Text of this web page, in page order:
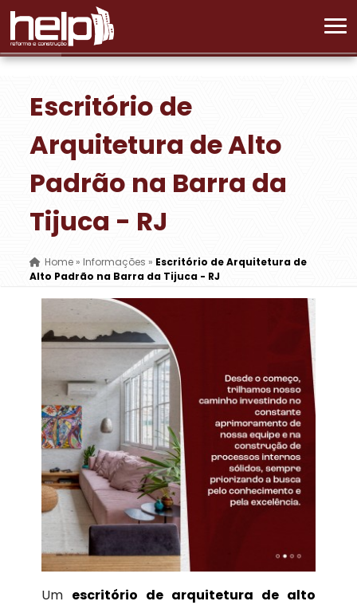
Escritório de
Arquitetura de Alto
Padrão na Barra da
Tijuca - RJ
Home»Informações » Escritório de Arquitetura de
Alto Padrão na Barra da Tijuca - RJ
Um escritório de arquitetura de alto